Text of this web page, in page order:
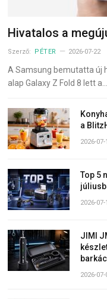
Hivatalos a
Szerző: PÉTER 2026-07-22
A Samsung bemutatta új
alap Galaxy Z Fold 8 lett a…
a
2026-07-
Top 5
2026-07-
JIMI
2026-07-